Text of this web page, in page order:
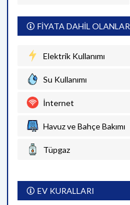
FİYATA DAHİL OLANLAR
Elektrik Kullanımı
Su Kullanımı
İnternet
Havuz ve Bahçe Bakımı
Tüpgaz
EV KURALLARI